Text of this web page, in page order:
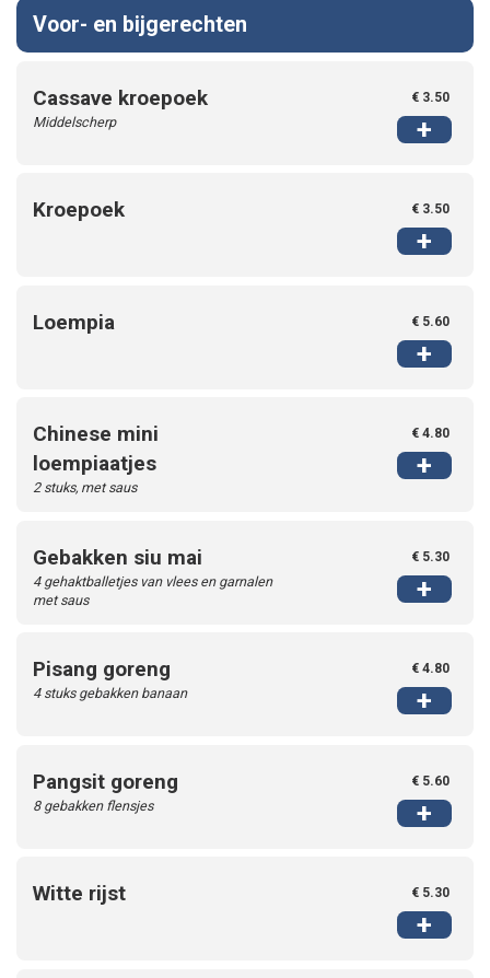
Voor- en bijgerechten
Cassave kroepoek
Middelscherp
€ 3.50
+
Kroepoek € 3.50
+
Loempia € 5.60
+
Chinese mini
loempiaatjes
2 stuks, met saus
€ 4.80
+
Gebakken siu mai
4 gehaktballetjes van vlees en garnalen
met saus
€ 5.30
+
Pisang goreng
4 stuks gebakken banaan
€ 4.80
+
Pangsit goreng
8 gebakken flensjes
€ 5.60
+
Witte rijst € 5.30
+